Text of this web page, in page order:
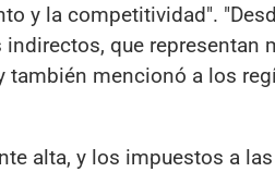
y la competitividad".
que representan
también mencionó a los
alta, y los impuestos a las